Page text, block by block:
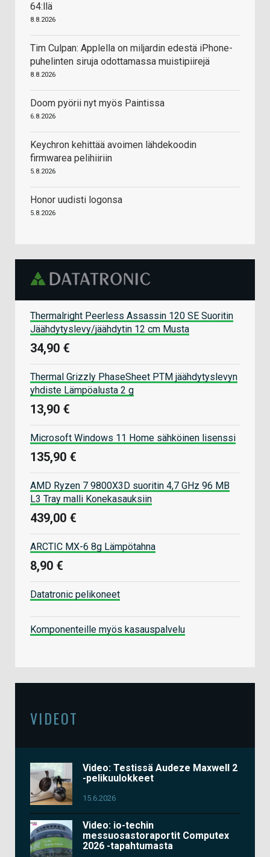
64:llä
8.8.2026
Tim Culpan: Applella on miljardin edestä iPhone-
puhelinten siruja odottamassa muistipiirejä
8.8.2026
Doom pyörii nyt myös Paintissa
6.8.2026
Keychron kehittää avoimen lähdekoodin
firmwarea pelihiiriin
5.8.2026
Honor uudisti logonsa
5.8.2026
Thermalright Peerless Assassin 120 SE Suoritin
Jäähdytyslevy/jäähdytin 12 cm Musta
34,90 €
Thermal Grizzly PhaseSheet PTM jäähdytyslevyn
yhdiste Lämpöalusta 2 g
13,90 €
Microsoft Windows 11 Home sähköinen lisenssi
135,90 €
AMD Ryzen 7 9800X3D suoritin 4,7 GHz 96 MB
L3 Tray malli Konekasauksiin
439,00 €
ARCTIC MX-6 8g Lämpötahna
8,90 €
Datatronic pelikoneet
Komponenteille myös kasauspalvelu
VIDEOT
Video: Testissä Audeze Maxwell 2
-pelikuulokkeet
15.6.2026
Video: io-techin
messuosastoraportit Computex
2026 -tapahtumasta